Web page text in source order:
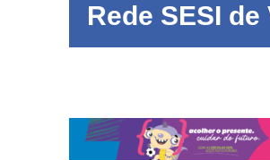
Rede SESI